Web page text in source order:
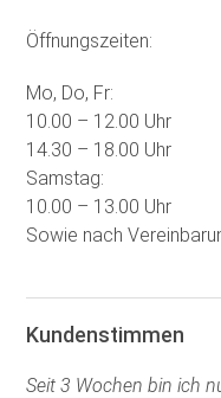
Öffnungszeiten:
Mo, Do, Fr:
10.00 – 12.00 Uhr
14.30 – 18.00 Uhr
Samstag:
10.00 – 13.00 Uhr
Sowie nach
Kundenstimmen
Seit 3 Wochen bin ich